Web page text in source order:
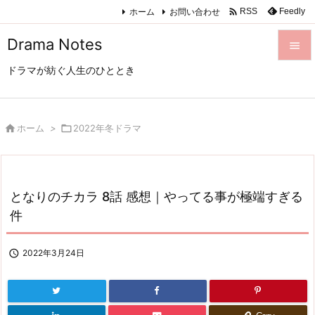
Drama Notes
ドラマが紡ぐ人生のひととき

次へ
検索
ホーム お問い合わせ  RSS Feedly
 ホーム > 2022年冬ドラマ
となりのチカラ 8話 感想｜やってる事が極端すぎる
件
 2022年3月24日